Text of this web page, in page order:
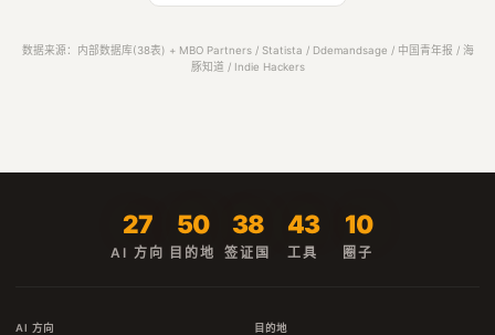
数据来源：内部数据库(38表) + MBO Partners / Statista / Ddemandsage / 中国青年报 / 海
豚知道 / Indie Hackers
27
AI 方向
50
目的地
38
签证国
43
工具
10
圈子
AI 方向 目的地